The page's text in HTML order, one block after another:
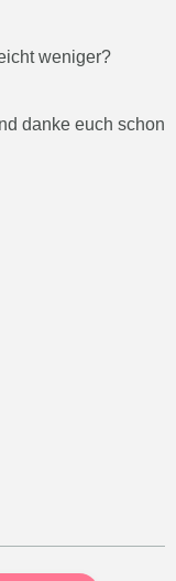
weniger?
danke euch schon